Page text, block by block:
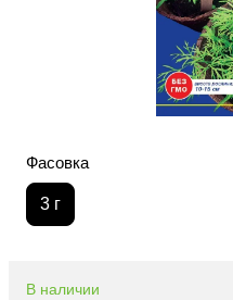
Фасовка
3 г
В наличии